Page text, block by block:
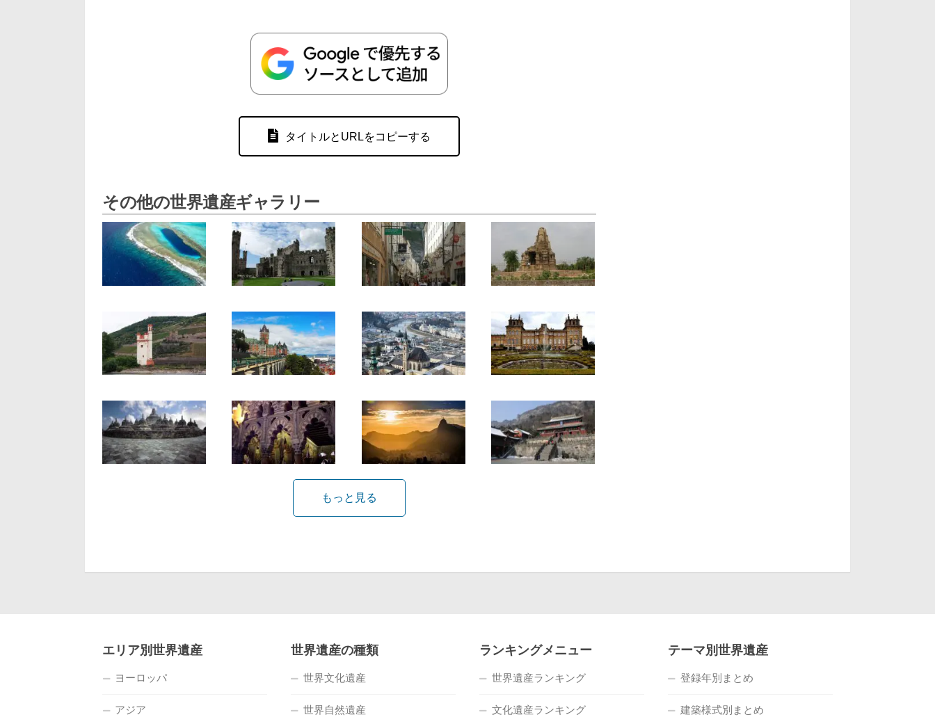
タイトルとURLをコピーする
その他の世界遺産ギャラリー
もっと見る
エリア別世界遺産
ヨーロッパ
アジア
世界遺産の種類
世界文化遺産
世界自然遺産
ランキングメニュー
世界遺産ランキング
文化遺産ランキング
テーマ別世界遺産
登録年別まとめ
建築様式別まとめ